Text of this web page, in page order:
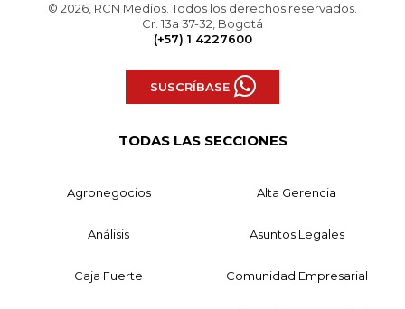
© 2026, RCN Medios. Todos los derechos reservados.
Cr. 13a 37-32, Bogotá
(+57) 1 4227600
SUSCRÍBASE
TODAS LAS SECCIONES
Agronegocios Alta Gerencia
Análisis Asuntos Legales
Caja Fuerte Comunidad Empresarial